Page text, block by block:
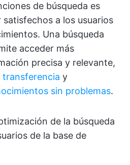
de búsqueda es
a los usuarios
Una búsqueda
acceder más
precisa y relevante,
transferencia y
sin problemas.
de la búsqueda
de la base de